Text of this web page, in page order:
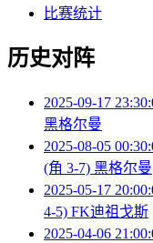
比赛统计
历史对阵
2025-09-17
黑格尔曼
2025-08-05
(角 3-7) 黑格尔曼
2025-05-17
4-5) FK迪祖戈斯
2025-04-06